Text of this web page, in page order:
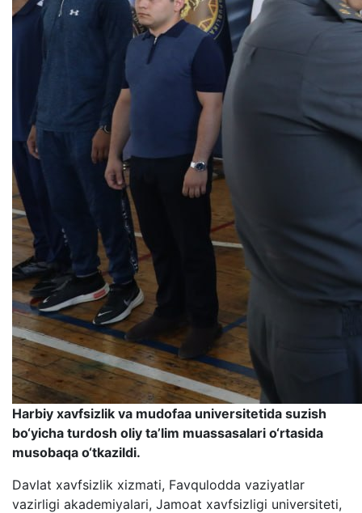
Harbiy xavfsizlik va mudofaa universitetida suzish
bo‘yicha turdosh oliy ta’lim muassasalari o‘rtasida
musobaqa o‘tkazildi.
Davlat xavfsizlik xizmati, Favqulodda vaziyatlar
vazirligi akademiyalari, Jamoat xavfsizligi universiteti,